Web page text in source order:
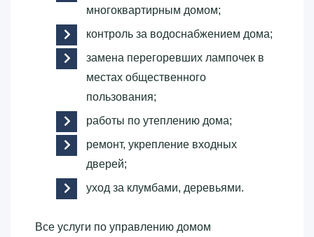
многоквартирным домом;
контроль за водоснабжением дома;
замена перегоревших лампочек в
местах общественного
пользования;
работы по утеплению дома;
ремонт, укрепление входных
дверей;
уход за клумбами, деревьями.
Все услуги по управлению домом